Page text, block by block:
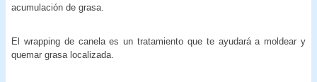
acumulación de grasa.
El wrapping de canela es un tratamiento que te ayudará a moldear y
quemar grasa localizada.